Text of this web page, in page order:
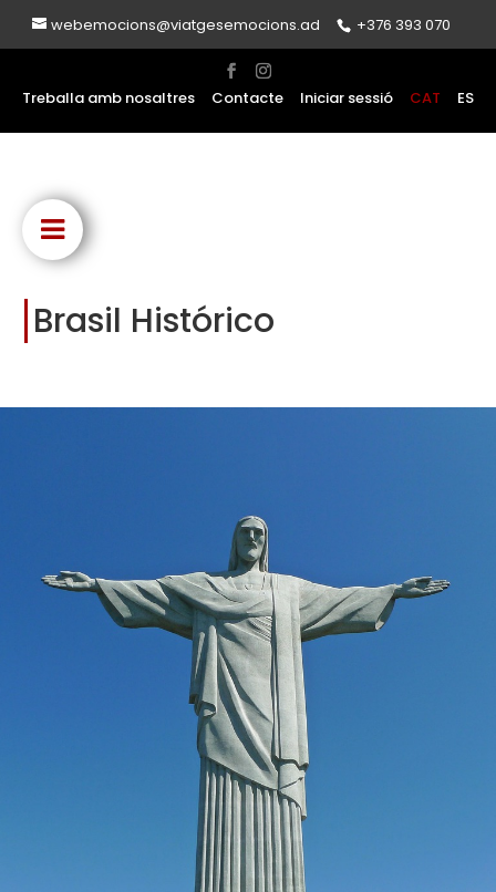
webemocions@viatgesemocions.ad +376 393 070
Treballa amb nosaltres Contacte Iniciar sessió CAT ES
Brasil Histórico